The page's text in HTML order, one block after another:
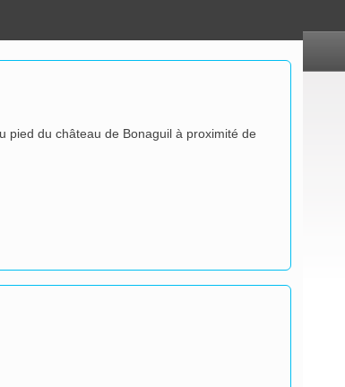
pied du château de Bonaguil à proximité de